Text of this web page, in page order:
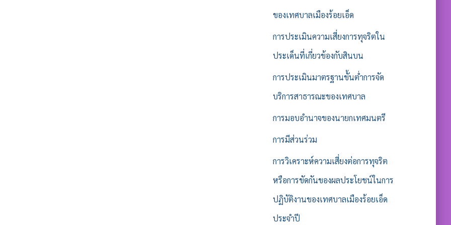
ของเทศบาลเมืองร้อยเอ็ด
การประเมินความเสี่ยงการทุจริตใน
ประเด็นที่เกี่ยวข้องกับสินบน
การประเมินมาตรฐานขั้นต่ำการจัด
บริการสาธารณะของเทศบาล
การมอบอำนาจของนายกเทศมนตรี
การมีส่วนร่วม
การวิเคราะห์ความเสี่ยงต่อการทุจริต
หรือการขัดกันของผลประโยชน์ในการ
ปฏิบัติงานของเทศบาลเมืองร้อยเอ็ด
ประจำปี